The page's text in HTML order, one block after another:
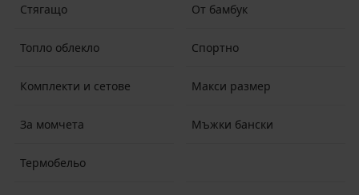
Стягащо От бамбук
Топло облекло Спортно
Комплекти и сетове Макси размер
За момчета Мъжки бански
Термобельо